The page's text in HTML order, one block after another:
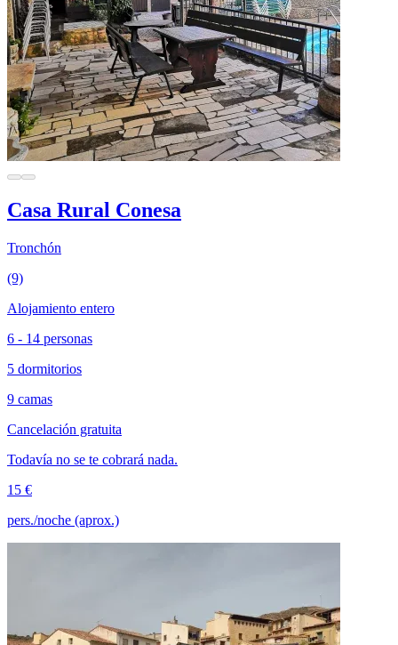
Casa Rural Conesa
Tronchón
(9)
Alojamiento entero
6 - 14 personas
5 dormitorios
9 camas
Cancelación gratuita
Todavía no se te cobrará nada.
15 €
pers./noche (aprox.)